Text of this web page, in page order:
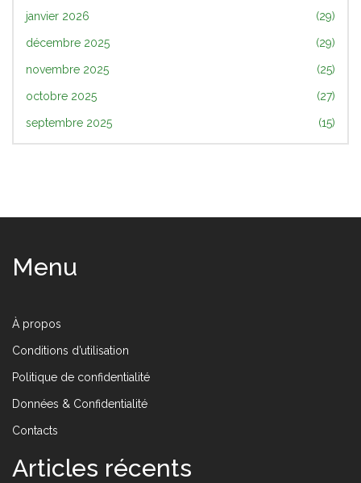
janvier 2026 (29)
décembre 2025 (29)
novembre 2025 (25)
octobre 2025 (27)
septembre 2025 (15)
Menu
À propos
Conditions d’utilisation
Politique de confidentialité
Données & Confidentialité
Contacts
Articles récents